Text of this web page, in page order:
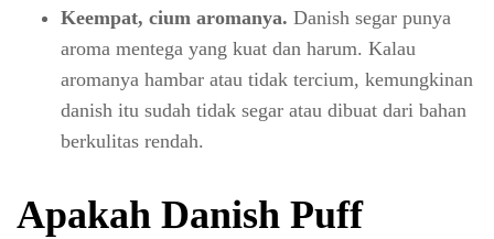
Keempat, cium aromanya. Danish segar punya
aroma mentega yang kuat dan harum. Kalau
aromanya hambar atau tidak tercium, kemungkinan
danish itu sudah tidak segar atau dibuat dari bahan
berkulitas rendah.
Apakah Danish Puff